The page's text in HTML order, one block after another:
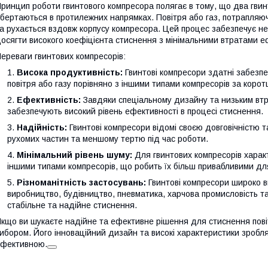
роботи гвинтового компресора полягає в тому, що два
в протилежних напрямках. Повітря або газ,
рухається вздовж корпусу компресора. Цей процес забезпечує
високого коефіцієнта стиснення з мінімальними втратами
гвинтових компресорів:
Висока продуктивність: Гвинтові компресори здатні
повітря або газу порівняно з іншими типами компресорів за
Ефективність: Завдяки спеціальному дизайну та низьким
забезпечують високий рівень ефективності в процесі стиснення.
Надійність: Гвинтові компресори відомі своєю довговічністю
рухомих частин та меншому тертю під час роботи.
Мінімальний рівень шуму: Для гвинтових компресорів
іншими типами компресорів, що робить їх більш привабливими
Різноманітність застосувань: Гвинтові компресори широко
виробництво, будівництво, пневматика, харчова промисловість
стабільне та надійне стиснення.
ви шукаєте надійне та ефективне рішення для стиснення
Його інноваційний дизайн та високі характеристики